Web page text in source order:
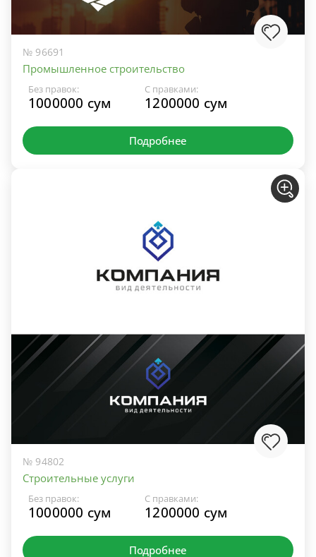
№ 96691
Промышленное строительство
Без правок:
1000000 сум
С правками:
1200000 сум
Подробнее
№ 94802
Строительные услуги
Без правок:
1000000 сум
С правками:
1200000 сум
Подробнее